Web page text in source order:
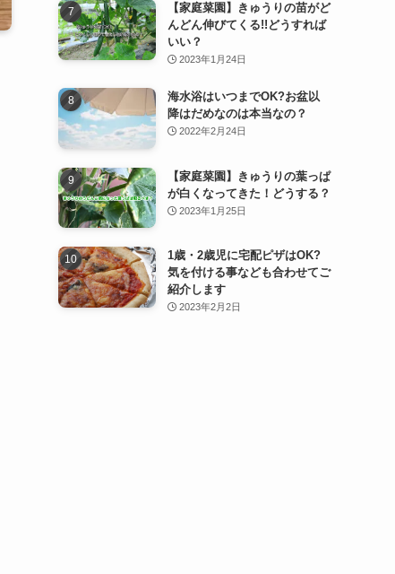
【家庭菜園】きゅうりの苗がど
んどん伸びてくる!!どうすれば
いい？
2023年1月24日
海水浴はいつまでOK?お盆以
降はだめなのは本当なの？
2022年2月24日
【家庭菜園】きゅうりの葉っぱ
が白くなってきた！どうする？
2023年1月25日
1歳・2歳児に宅配ピザはOK?
気を付ける事なども合わせてご
紹介します
2023年2月2日